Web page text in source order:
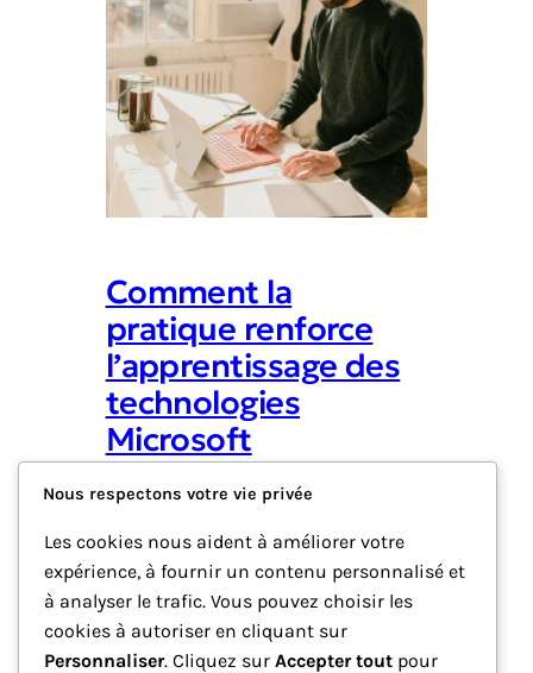
Comment la
pratique renforce
l’apprentissage des
technologies
Microsoft
février 4, 2026 Catégorie 1
Ce paragraphe sert d’introduction à votre
article de blog. Commencez par discuter
du thème principal ou du sujet que vous
prévoyez d’aborder, en vous assurant de
capter l’intérêt du lecteur dès la première
Nous respectons votre vie privée
Les cookies nous aident à améliorer votre
expérience, à fournir un contenu personnalisé et
à analyser le trafic. Vous pouvez choisir les
cookies à autoriser en cliquant sur
Personnaliser. Cliquez sur Accepter tout pour